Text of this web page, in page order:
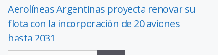
Aerolíneas Argentinas proyecta renovar su
flota con la incorporación de 20 aviones
hasta 2031